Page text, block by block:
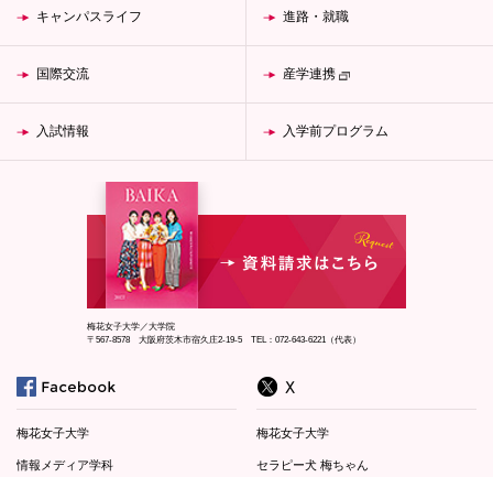
キャンパスライフ 進路・就職
国際交流 産学連携
入試情報 入学前プログラム
梅花女子大学／大学院
〒567-8578 大阪府茨木市宿久庄2-19-5 TEL：072-643-6221（代表）
梅花女子大学
情報メディア学科
梅花女子大学
セラピー犬 梅ちゃん